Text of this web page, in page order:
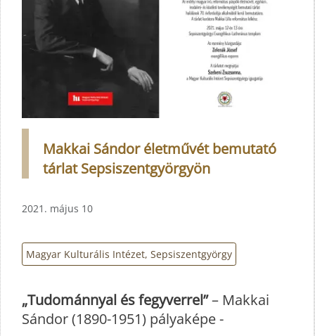
Makkai Sándor életművét bemutató
tárlat Sepsiszentgyörgyön
2021. május 10
Magyar Kulturális Intézet, Sepsiszentgyörgy
„Tudománnyal és fegyverrel”– Makkai
Sándor (1890-1951) pályaképe -